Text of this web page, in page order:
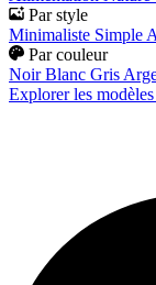
Par style
Minimaliste Simple
Par couleur
Noir Blanc Gris
Explorer les modèles